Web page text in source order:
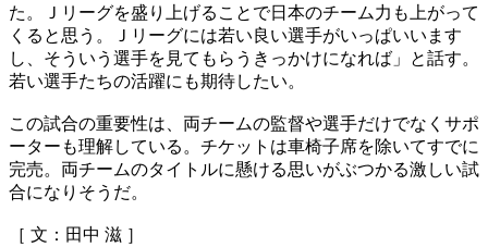
た。Ｊリーグを盛り上げることで日本のチーム力も上がって
くると思う。Ｊリーグには若い良い選手がいっぱいいます
し、そういう選手を見てもらうきっかけになれば」と話す。
若い選手たちの活躍にも期待したい。
この試合の重要性は、両チームの監督や選手だけでなくサポ
ーターも理解している。チケットは車椅子席を除いてすでに
完売。両チームのタイトルに懸ける思いがぶつかる激しい試
合になりそうだ。
［ 文：田中 滋 ］